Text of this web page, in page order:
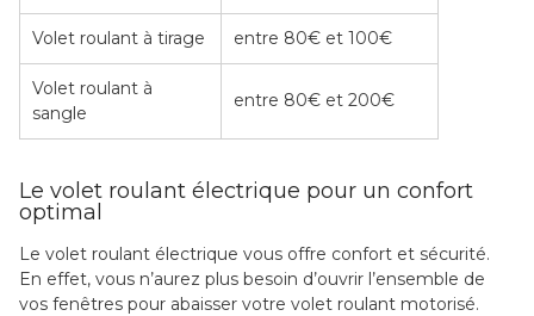
Volet roulant à tirage entre 80€ et 100€
Volet roulant à
sangle
entre 80€ et 200€
Le volet roulant électrique pour un confort
optimal
Le volet roulant électrique vous offre confort et sécurité.
En effet, vous n’aurez plus besoin d’ouvrir l’ensemble de
vos fenêtres pour abaisser votre volet roulant motorisé.